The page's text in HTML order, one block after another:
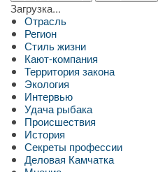
Загрузка...
Отрасль
Регион
Стиль жизни
Кают-компания
Территория закона
Экология
Интервью
Удача рыбака
Происшествия
История
Секреты профессии
Деловая Камчатка